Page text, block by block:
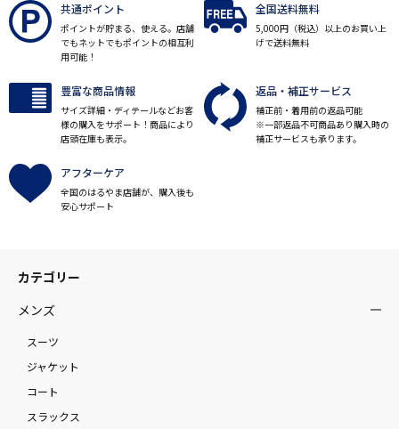
共通ポイント
ポイントが貯まる、使える。店舗
でもネットでもポイントの相互利
用可能！
全国送料無料
5,000円（税込）以上のお買い上
げで送料無料
豊富な商品情報
サイズ詳細・ディテールなどお客
様の購入をサポート！商品により
店頭在庫も表示。
返品・補正サービス
補正前・着用前の返品可能
※一部返品不可商品あり購入時の
補正サービスも承ります。
アフターケア
全国のはるやま店舗が、購入後も
安心サポート
カテゴリー
メンズ
スーツ
ジャケット
コート
スラックス